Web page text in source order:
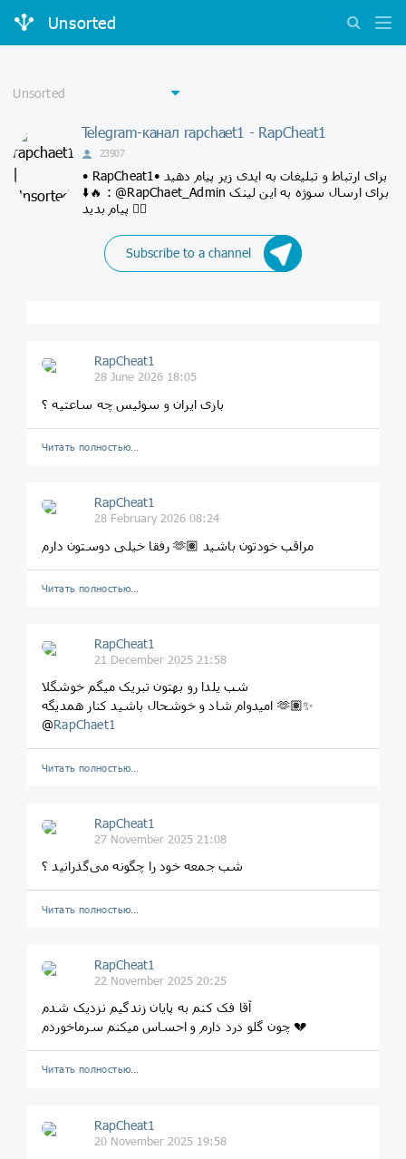
Unsorted
Telegram-канал rapchaet1 - RapCheat1
23907
• RapCheat1• برای ارتباط و تبلیغات به ایدی زیر پیام دهید
⬇️🔥 : @RapChaet_Admin برای ارسال سوژه به این لینک
پیام بدید 👆🏾
Subscribe to a channel
RapCheat1
28 June 2026 18:05
بازی ایران و سوئیس چه ساعتیه ؟
Читать полностью…
RapCheat1
28 February 2026 08:24
رفقا خیلی دوستون دارم 🫶🏽 مراقب خودتون باشید
Читать полностью…
RapCheat1
21 December 2025 21:58
شب یلدا رو بهتون تبریک میگم خوشگلا
امیدوام شاد و خوشحال باشید کنار همدیگه 🫶🏽✨️
@RapChaet1
Читать полностью…
RapCheat1
27 November 2025 21:08
شب جمعه خود را چگونه می‌گذرانید ؟
Читать полностью…
RapCheat1
22 November 2025 20:25
آقا فک کنم به پایان زندگیم نزدیک شدم
چون گلو درد دارم و احساس میکنم سرماخوردم 💔
Читать полностью…
RapCheat1
20 November 2025 19:58